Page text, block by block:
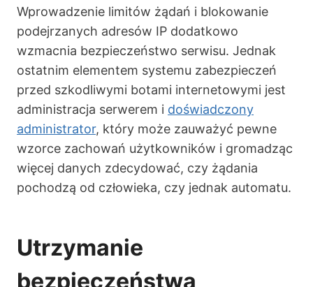
Wprowadzenie limitów żądań i blokowanie
podejrzanych adresów IP dodatkowo
wzmacnia bezpieczeństwo serwisu. Jednak
ostatnim elementem systemu zabezpieczeń
przed szkodliwymi botami internetowymi jest
administracja serwerem i doświadczony
administrator, który może zauważyć pewne
wzorce zachowań użytkowników i gromadząc
więcej danych zdecydować, czy żądania
pochodzą od człowieka, czy jednak automatu.
Utrzymanie
bezpieczeństwa